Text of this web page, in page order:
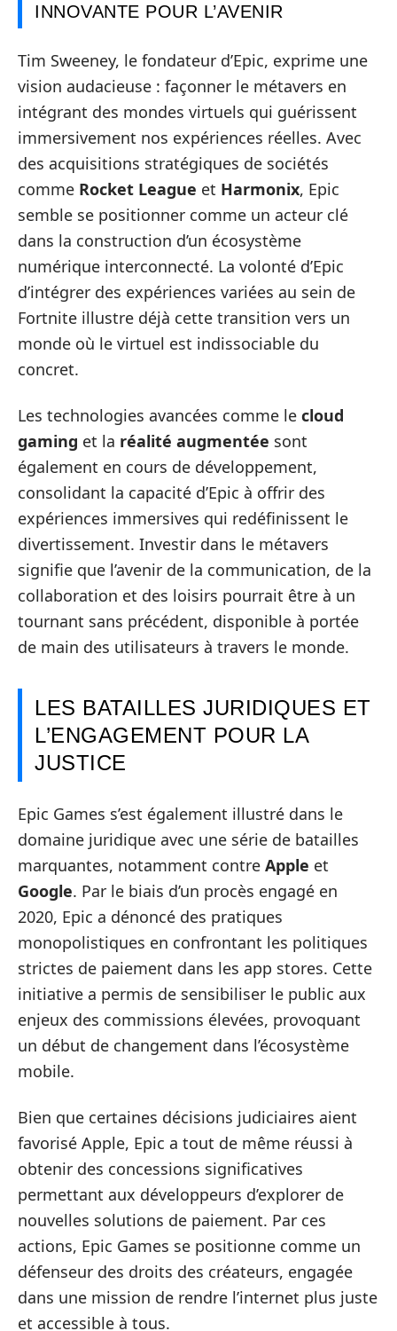
INNOVANTE POUR L’AVENIR
Tim Sweeney, le fondateur d’Epic, exprime une
vision audacieuse : façonner le métavers en
intégrant des mondes virtuels qui guérissent
immersivement nos expériences réelles. Avec
des acquisitions stratégiques de sociétés
comme Rocket League et Harmonix, Epic
semble se positionner comme un acteur clé
dans la construction d’un écosystème
numérique interconnecté. La volonté d’Epic
d’intégrer des expériences variées au sein de
Fortnite illustre déjà cette transition vers un
monde où le virtuel est indissociable du
concret.
Les technologies avancées comme le cloud
gaming et la réalité augmentée sont
également en cours de développement,
consolidant la capacité d’Epic à offrir des
expériences immersives qui redéfinissent le
divertissement. Investir dans le métavers
signifie que l’avenir de la communication, de la
collaboration et des loisirs pourrait être à un
tournant sans précédent, disponible à portée
de main des utilisateurs à travers le monde.
LES BATAILLES JURIDIQUES ET
L’ENGAGEMENT POUR LA
JUSTICE
Epic Games s’est également illustré dans le
domaine juridique avec une série de batailles
marquantes, notamment contre Apple et
Google. Par le biais d’un procès engagé en
2020, Epic a dénoncé des pratiques
monopolistiques en confrontant les politiques
strictes de paiement dans les app stores. Cette
initiative a permis de sensibiliser le public aux
enjeux des commissions élevées, provoquant
un début de changement dans l’écosystème
mobile.
Bien que certaines décisions judiciaires aient
favorisé Apple, Epic a tout de même réussi à
obtenir des concessions significatives
permettant aux développeurs d’explorer de
nouvelles solutions de paiement. Par ces
actions, Epic Games se positionne comme un
défenseur des droits des créateurs, engagée
dans une mission de rendre l’internet plus juste
et accessible à tous.